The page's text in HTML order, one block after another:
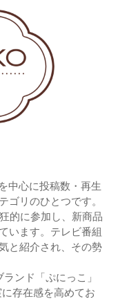
中心に投稿数・再生
ゴリのひとつです。
的に参加し、新商品
います。テレビ番組
と紹介され、その勢
ンド「ぷにっこ」
存在感を高めてお